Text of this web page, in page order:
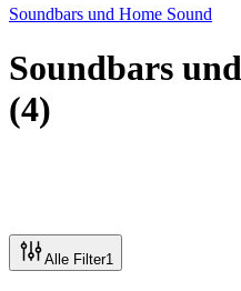
Soundbars und Home Sound
Soundbars
(4)
Alle Filter1